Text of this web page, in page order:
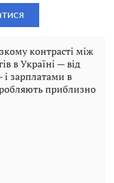
контрасті між
в Україні — від
і зарплатами в
приблизно